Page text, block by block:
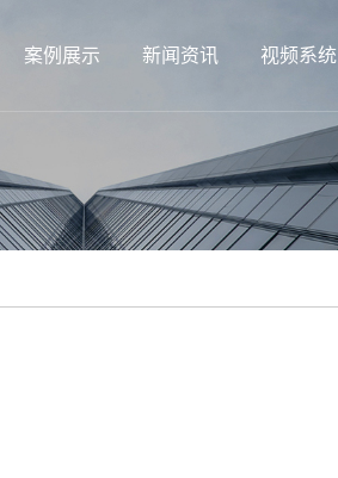
案例展示 新闻资讯 视频系统